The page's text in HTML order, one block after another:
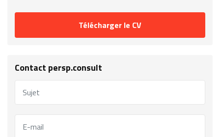
Télécharger le CV
Contact persp.consult